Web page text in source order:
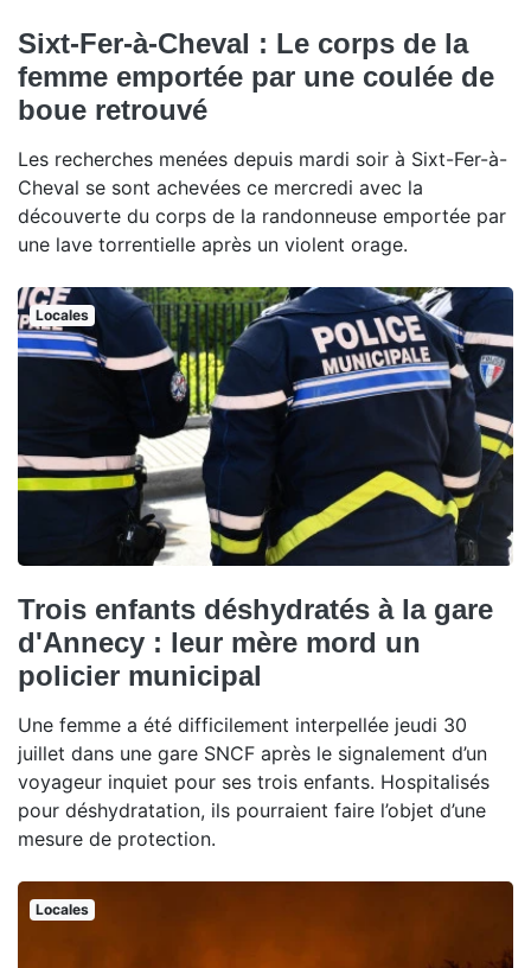
Sixt-Fer-à-Cheval : Le corps de la
femme emportée par une coulée de
boue retrouvé
Les recherches menées depuis mardi soir à Sixt-Fer-à-
Cheval se sont achevées ce mercredi avec la
découverte du corps de la randonneuse emportée par
une lave torrentielle après un violent orage.
Locales
Trois enfants déshydratés à la gare
d'Annecy : leur mère mord un
policier municipal
Une femme a été difficilement interpellée jeudi 30
juillet dans une gare SNCF après le signalement d’un
voyageur inquiet pour ses trois enfants. Hospitalisés
pour déshydratation, ils pourraient faire l’objet d’une
mesure de protection.
Locales